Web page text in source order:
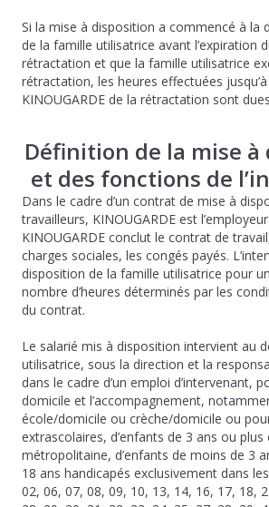
Si la mise à disposition a commencé à la
de la famille utilisatrice avant l’expiration
rétractation et que la famille utilisatrice
rétractation, les heures effectuées
KINOUGARDE de la rétractation sont
Définition de la mise
et des fonctions de
Dans le cadre d’un contrat de mise à
travailleurs, KINOUGARDE est
KINOUGARDE conclut le contrat de
charges sociales, les congés payés.
disposition de la famille utilisatrice pour
nombre d’heures déterminés par les
du contrat.
Le salarié mis à disposition intervient au
utilisatrice, sous la direction et la
dans le cadre d’un emploi d’intervenant,
domicile et l’accompagnement,
école/domicile ou crèche/domicile ou
extrascolaires, d’enfants de 3 ans ou plus
métropolitaine, d’enfants de moins de 3
18 ans handicapés exclusivement dans
02, 06, 07, 08, 09, 10, 13, 14, 16, 17, 18,